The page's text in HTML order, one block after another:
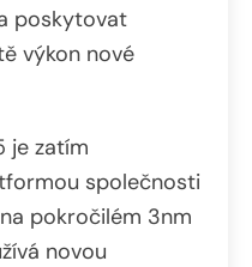
poskytovat
výkon nové
je zatím
společnosti
pokročilém 3nm
novou